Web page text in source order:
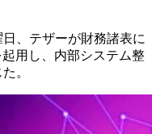
、テザーが財務諸表に
用し、内部システム整
。